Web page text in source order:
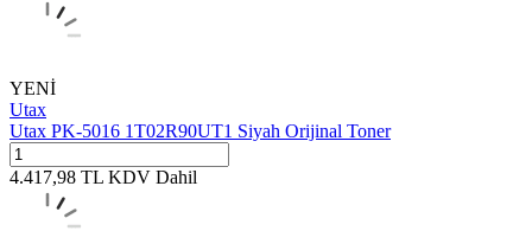
YENİ
Utax
Utax PK-5016 1T02R90UT1 Siyah Orijinal Toner
4.417,98 TL KDV Dahil